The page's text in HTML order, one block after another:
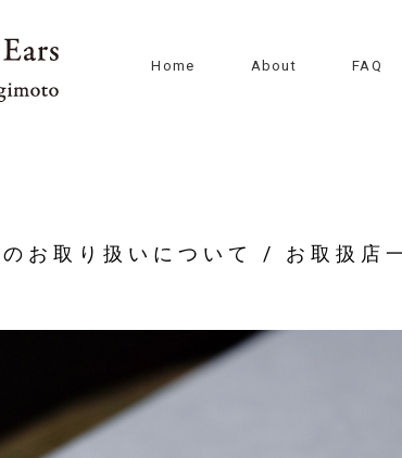
Home About FAQ
お取り扱いについて / お取扱店